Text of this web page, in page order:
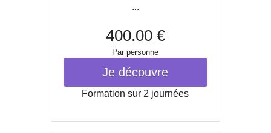
...
400.00 €
Par personne
Je découvre
Formation sur 2 journées